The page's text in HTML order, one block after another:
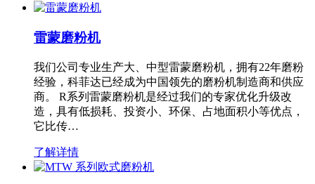
雷蒙磨粉机
我们公司专业生产大、中型雷蒙磨粉机，拥有22年磨粉
经验，科菲达已经成为中国领先的磨粉机制造商和供应
商。 R系列雷蒙磨粉机是经过我们的专家优化升级改
造，具有低损耗、投资小、环保、占地面积小等优点，
它比传…
了解详情